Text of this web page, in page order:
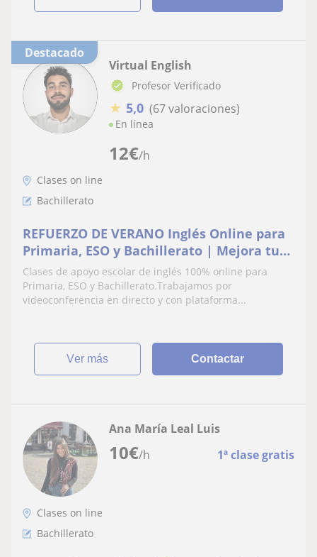
Destacado
12€/h
Virtual English
Profesor Verificado
★ 5,0 (67 valoraciones)
En línea
Clases on line
Bachillerato
REFUERZO DE VERANO Inglés Online para
Primaria, ESO y Bachillerato | Mejora tus
Notas
Clases de apoyo escolar de inglés 100% online para
Primaria, ESO y Bachillerato.Trabajamos por
videoconferencia en directo y con plataforma...
ver más Contactar
10€/h 1ª clase gratis
Ana María Leal Luis
Clases on line
Bachillerato